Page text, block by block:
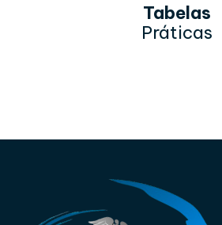
Tabelas
Práticas